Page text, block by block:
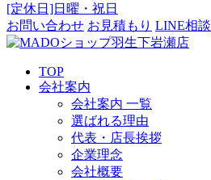
[定休日]日曜・祝日
お問い合わせ お見積もり LINE相談
TOP
会社案内
会社案内 一覧
選ばれる理由
代表・店長挨拶
企業理念
会社概要